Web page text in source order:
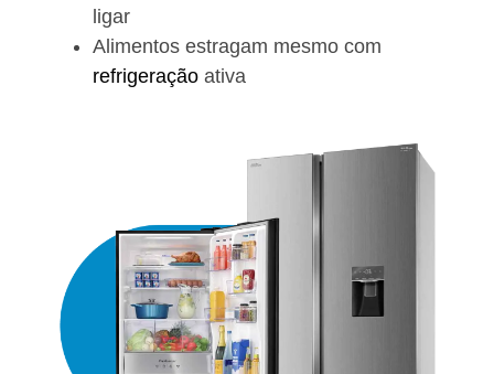
ligar
Alimentos estragam mesmo com
refrigeração ativa